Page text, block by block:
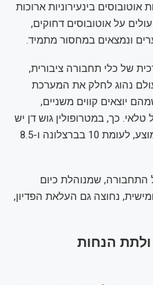
בינעירוניות ארוכות
על אוטובוסים דחוקים,
ונמצאים במחסור מתמיד.
של כלי תחבורה ציבורית,
נהוג לחלק את המערכת
יוצאים קווים משניים,
כך, במטרופולין גוש דן יש
כשלושה קווים תדירים בשעה בממוצע, לעומת 10 בברצלונה ו-8.5
התחבורה, שמנוהלת כיום
נחוצה גם העלאת הפדיון,
הנחות